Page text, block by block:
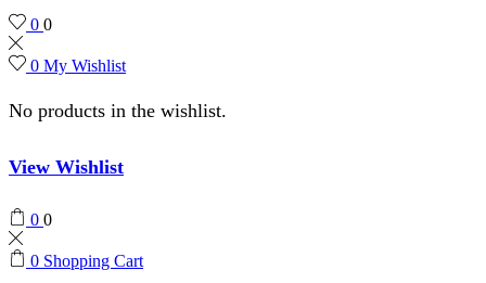
0 0
0 My Wishlist
No products in the wishlist.
View Wishlist
0 0
0 Shopping Cart